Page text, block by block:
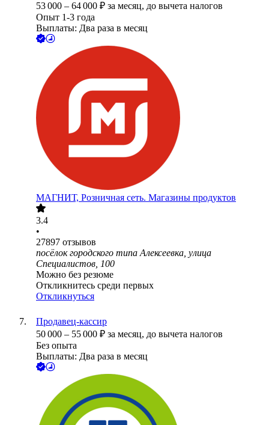
53 000 – 64 000 ₽ за месяц, до вычета налогов
Опыт 1-3 года
Выплаты: Два раза в месяц
МАГНИТ, Розничная сеть. Магазины продуктов
3.4
•
27897 отзывов
посёлок городского типа Алексеевка, улица
Специалистов, 100
Можно без резюме
Откликнитесь среди первых
Откликнуться
Продавец-кассир
50 000 – 55 000 ₽ за месяц, до вычета налогов
Без опыта
Выплаты: Два раза в месяц